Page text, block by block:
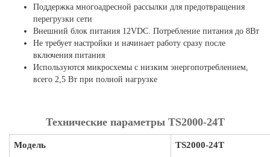
Поддержка многоадресной рассылки для предотвращения
перегрузки сети
Внешний блок питания 12VDC. Потребление питания до 8Вт
Не требует настройки и начинает работу сразу после
включения питания
Используются микросхемы с низким энергопотреблением,
всего 2,5 Вт при полной нагрузке
Технические параметры TS2000-24T
Модель TS2000-24T